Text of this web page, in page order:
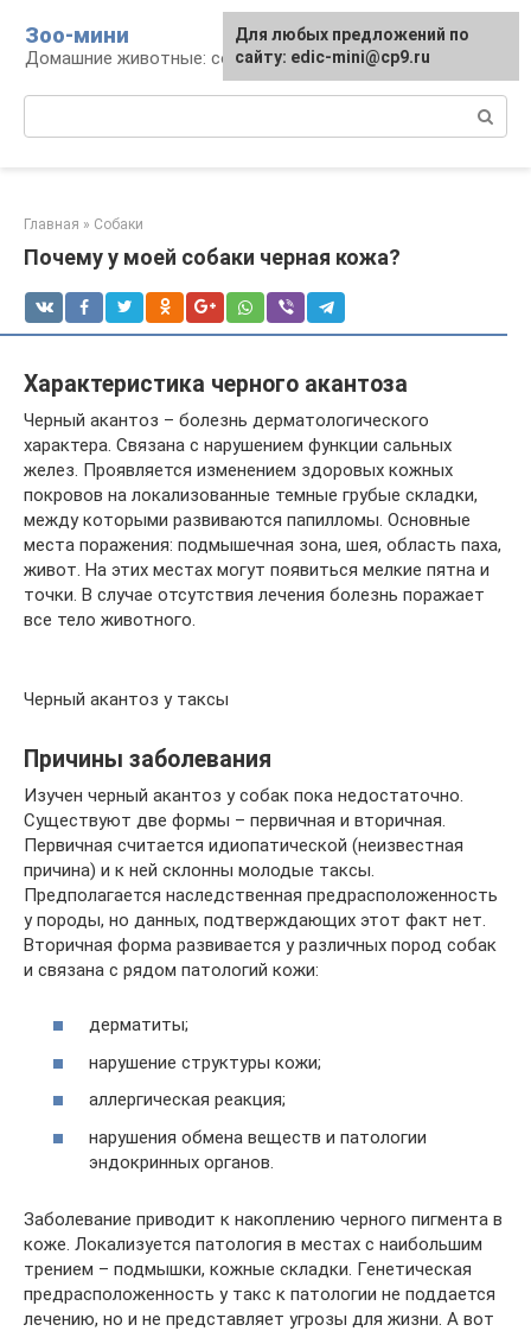
контенту
Зоо-мини
Домашние животные: содержание и уход
Главная » Собаки
Почему у моей собаки черная кожа?
Характеристика черного акантоза
Черный акантоз – болезнь дерматологического
характера. Связана с нарушением функции сальных
желез. Проявляется изменением здоровых кожных
покровов на локализованные темные грубые складки,
между которыми развиваются папилломы. Основные
места поражения: подмышечная зона, шея, область паха,
живот. На этих местах могут появиться мелкие пятна и
точки. В случае отсутствия лечения болезнь поражает
все тело животного.
Черный акантоз у таксы
Причины заболевания
Изучен черный акантоз у собак пока недостаточно.
Существуют две формы – первичная и вторичная.
Первичная считается идиопатической (неизвестная
причина) и к ней склонны молодые таксы.
Предполагается наследственная предрасположенность
у породы, но данных, подтверждающих этот факт нет.
Вторичная форма развивается у различных пород собак
и связана с рядом патологий кожи:
дерматиты;
нарушение структуры кожи;
аллергическая реакция;
нарушения обмена веществ и патологии
эндокринных органов.
Заболевание приводит к накоплению черного пигмента в
коже. Локализуется патология в местах с наибольшим
трением – подмышки, кожные складки. Генетическая
предрасположенность у такс к патологии не поддается
лечению, но и не представляет угрозы для жизни. А вот
Для любых предложений по
сайту: edic-mini@cp9.ru